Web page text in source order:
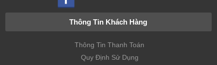
Thông Tin Khách Hàng
Thông Tin Thanh Toán
Quy Định Sử Dụng